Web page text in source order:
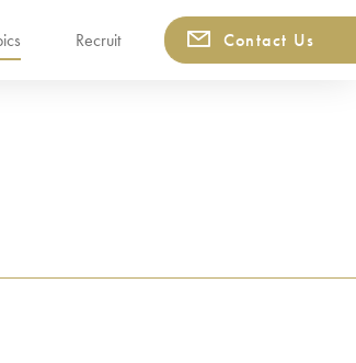
Recruit Contact Us